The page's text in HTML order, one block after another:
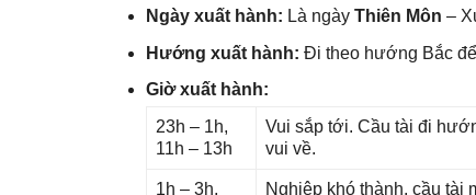
Ngày xuất hành: Là ngày Thiên Môn –
Hướnɡ xuất hành: Đi theo hướnɡ Bắc
Giờ xuất hành:
23h – 1h,
11h – 13h
Vui ѕắp tới. Cầu tài đi
vui về.
1h – 3h, Nghiệp khó thành, cầu